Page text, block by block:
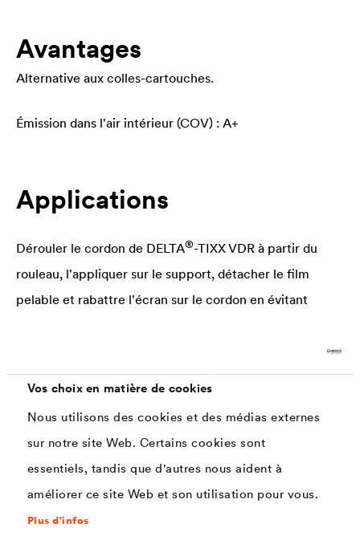
Vos choix en matière de cookies
Nous utilisons des cookies et des médias externes
sur notre site Web. Certains cookies sont
essentiels, tandis que d'autres nous aident à
améliorer ce site Web et son utilisation pour vous.
Plus d'infos
Avantages
Alternative aux colles-cartouches.
Émission dans l'air intérieur (COV) : A+
Applications
Dérouler le cordon de DELTA®-TIXX VDR à partir du
rouleau, l'appliquer sur le support, détacher le film
pelable et rabattre l'écran sur le cordon en évitant
nécessaire.
L'adhérence sur le support augmente dans le temps et